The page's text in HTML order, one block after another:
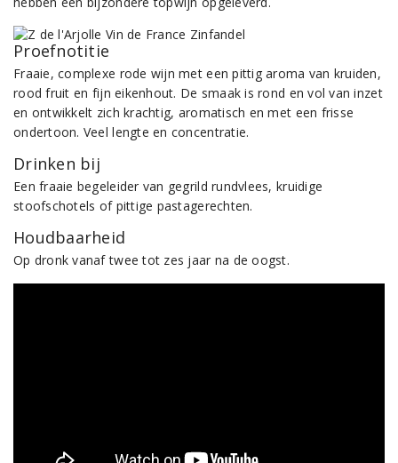
Proefnotitie
Fraaie, complexe rode wijn met een pittig aroma van kruiden,
rood fruit en fijn eikenhout. De smaak is rond en vol van inzet
en ontwikkelt zich krachtig, aromatisch en met een frisse
ondertoon. Veel lengte en concentratie.
Drinken bij
Een fraaie begeleider van gegrild rundvlees, kruidige
stoofschotels of pittige pastagerechten.
Houdbaarheid
Op dronk vanaf twee tot zes jaar na de oogst.